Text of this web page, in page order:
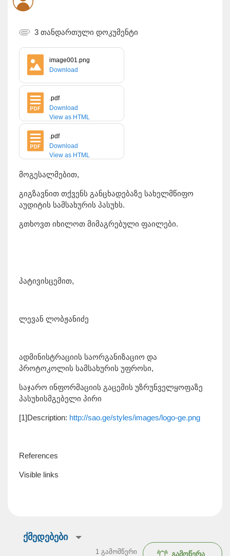
3 თანდართული დოკუმენტი
image001.png
Download
.pdf
Download
View as HTML
.pdf
Download
View as HTML
მოგესალმებით,
გიგზავნით თქვენს განცხადებაზე სახელმწიფო
აუდიტის სამსახურის პასუხს.
გთხოვთ იხილოთ მიმაგრებული ფაილები.
პატივისცემით,
ლევან ლობჟანიძე
ადმინისტრაციის საორგანიზაციო და
პროტოკოლის სამსახურის უფროსი,
საჯარო ინფორმაციის გაცემის უზრუნველყოფაზე
პასუხისმგებელი პირი
[1]Description: http://sao.ge/styles/images/logo-ge.png
References
Visible links
ქმედებები
გამოწერა
1 გამომწერი